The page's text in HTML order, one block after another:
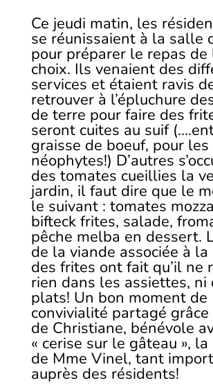
Ce jeudi matin, les
se réunissaient à la salle
pour préparer le repas de
choix. Ils venaient des
services et étaient ravis
retrouver à l’épluchure
de terre pour faire des
seront cuites au suif
graisse de boeuf, pour les
néophytes!) D’autres
des tomates cueillies la
jardin, il faut dire que le
le suivant : tomates
bifteck frites, salade,
pêche melba en dessert.
de la viande associée à
des frites ont fait qu’il ne
rien dans les assiettes, ni
plats! Un bon moment de
convivialité partagé grâce
de Christiane, bénévole
« cerise sur le gâteau »,
de Mme Vinel, tant
auprès des résidents!